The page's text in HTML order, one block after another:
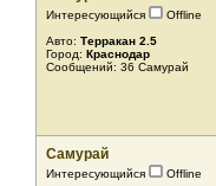
Интересующийся
Offline
Авто: Терракан 2.5
Город: Краснодар
Сообщений: 36 Самурай
Самурай
Интересующийся
Offline